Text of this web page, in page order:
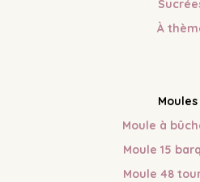
À
Moules
Moule à
Moule 15
Moule 48